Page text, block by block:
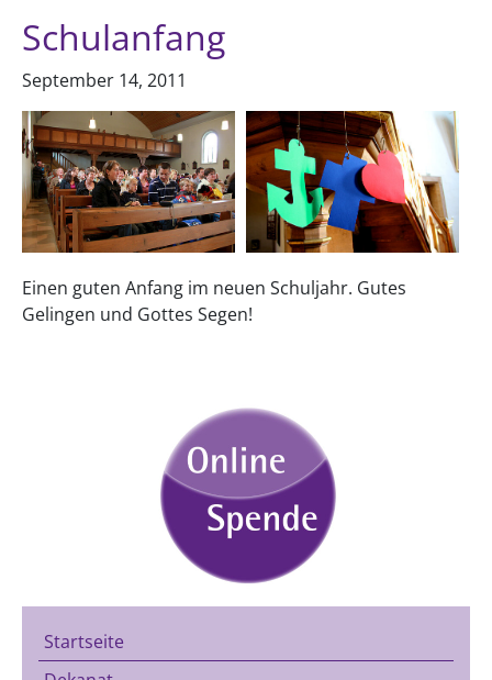
Schulanfang
September 14, 2011
Einen guten Anfang im neuen Schuljahr. Gutes
Gelingen und Gottes Segen!
Startseite